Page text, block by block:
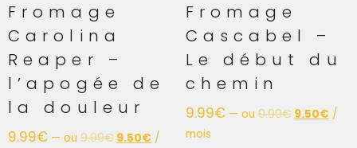
Fromage
Carolina
Reaper –
l’apogée de
la douleur
9.99€ — ou 9.99€ 9.50€ /
Fromage
Cascabel –
Le début du
chemin
9.99€ — ou9.99€ 9.50€ /
mois